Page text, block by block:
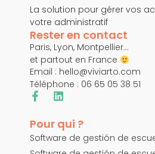
La solution pour gérer vos
votre administratif
Rester en contact
Paris, Lyon, Montpellier…
et partout en France
Email : hello@viviarto.com
Téléphone : 06 65 05 38 51
Pour qui ?
Software de gestión de